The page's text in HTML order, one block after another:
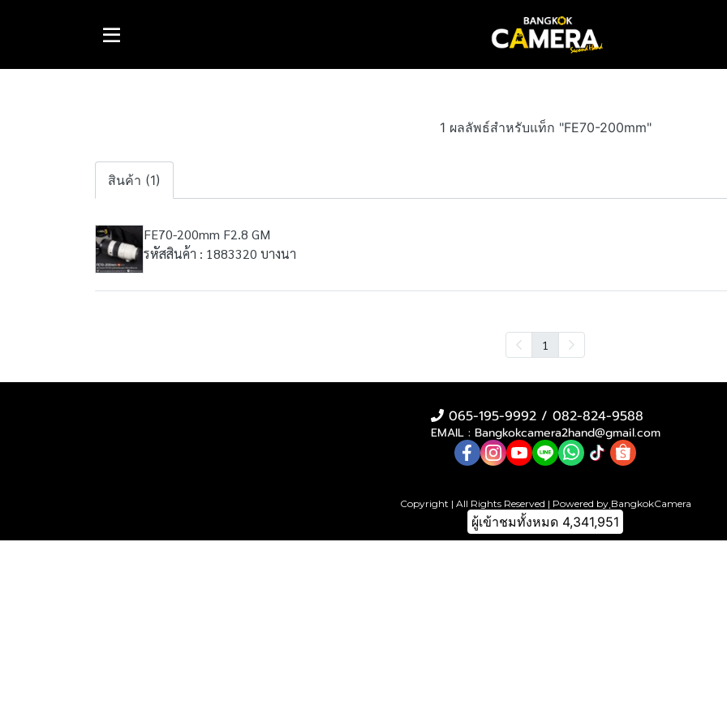
1 ผลลัพธ์สำหรับแท็ก "FE70-200mm"
สินค้า (1)
FE70-200mm F2.8 GM
รหัสสินค้า : 1883320 บางนา
1
065-195-9992 / 082-824-9588
EMAIL : Bangkokcamera2hand@gmail.com
Copyright | All Rights Reserved | Powered by ฺBangkokCamera
ผู้เข้าชมทั้งหมด 4,341,951